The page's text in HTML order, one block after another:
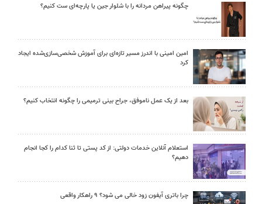
چگونه پیراهن مردانه را با شلوار جین یا پارچه‌ای ست کنیم؟
امین امینی با اندرز مسیر تازه‌ای برای آموزش شخصی‌سازی‌شده ایجاد
کرد
بعد از یک عمل ناموفق، جراح بینی ترمیمی را چگونه انتخاب کنیم؟
استعلام آنلاین خدمات دولتی: از کد پستی تا ثنا کدام را کجا انجام
دهیم؟
چرا باتری آیفون زود خالی می شود؟ ۹ راهکار واقعی